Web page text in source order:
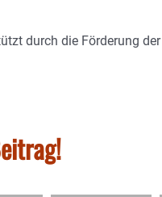
durch die Förderung